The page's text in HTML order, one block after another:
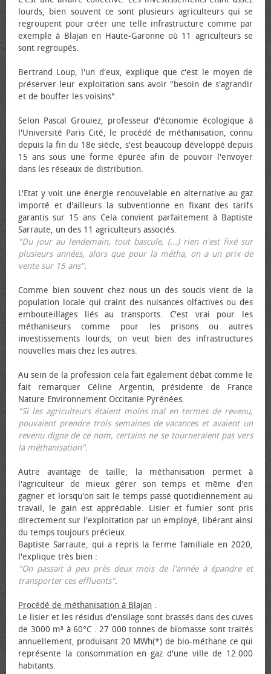
lourds, bien souvent ce sont plusieurs agriculteurs qui se
regroupent pour créer une telle infrastructure comme par
exemple à Blajan en Haute-Garonne où 11 agriculteurs se
sont regroupés.
Bertrand Loup, l'un d'eux, explique que c'est le moyen de
préserver leur exploitation sans avoir "besoin de s'agrandir
et de bouffer les voisins".
Selon Pascal Grouiez, professeur d'économie écologique à
l'Université Paris Cité, le procédé de méthanisation, connu
depuis la fin du 18e siècle, s'est beaucoup développé depuis
15 ans sous une forme épurée afin de pouvoir l'envoyer
dans les réseaux de distribution.
L'Etat y voit une énergie renouvelable en alternative au gaz
importé et d'ailleurs la subventionne en fixant des tarifs
garantis sur 15 ans Cela convient parfaitement à Baptiste
Sarraute, un des 11 agriculteurs associés.
"Du jour au lendemain, tout bascule, (...) rien n'est fixé sur
plusieurs années, alors que pour la métha, on a un prix de
vente sur 15 ans".
Comme bien souvent chez nous un des soucis vient de la
population locale qui craint des nuisances olfactives ou des
embouteillages liés au transports. C'est vrai pour les
méthaniseurs comme pour les prisons ou autres
investissements lourds, on veut bien des infrastructures
nouvelles mais chez les autres.
Au sein de la profession cela fait également débat comme le
fait remarquer Céline Argentin, présidente de France
Nature Environnement Occitanie Pyrénées.
"Si les agriculteurs étaient moins mal en termes de revenu,
pouvaient prendre trois semaines de vacances et avaient un
revenu digne de ce nom, certains ne se tourneraient pas vers
la méthanisation".
Autre avantage de taille, la méthanisation permet à
l'agriculteur de mieux gérer son temps et même d'en
gagner et lorsqu'on sait le temps passé quotidiennement au
travail, le gain est appréciable. Lisier et fumier sont pris
directement sur l'exploitation par un employé, libérant ainsi
du temps toujours précieux.
Baptiste Sarraute, qui a repris la ferme familiale en 2020,
l'explique très bien :
"On passait à peu près deux mois de l'année à épandre et
transporter ces effluents".
Procédé de méthanisation à Blajan :
Le lisier et les résidus d'ensilage sont brassés dans des cuves
de 3000 m³ à 60°C . 27 000 tonnes de biomasse sont traités
annuellement, produisant 20 MWh(*) de bio-méthane ce qui
représente la consommation en gaz d'une ville de 12.000
habitants.